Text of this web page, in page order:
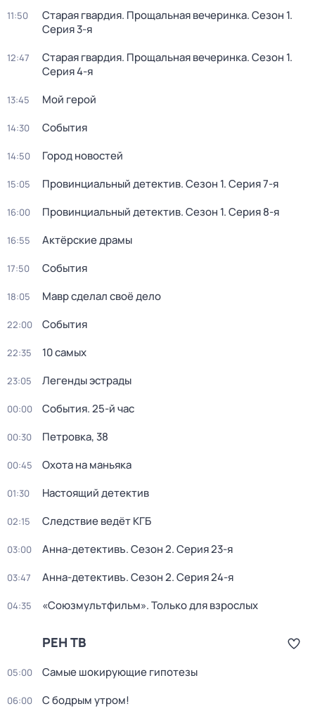
11:50 Старая гвардия. Прощальная вечеринка. Сезон 1.
Серия 3-я
12:47 Старая гвардия. Прощальная вечеринка. Сезон 1.
Серия 4-я
13:45 Мой герой
14:30 События
14:50 Город новостей
15:05 Провинциальный детектив. Сезон 1. Серия 7-я
16:00 Провинциальный детектив. Сезон 1. Серия 8-я
16:55 Актёрские драмы
17:50 События
18:05 Мавр сделал своё дело
22:00 События
22:35 10 самых
23:05 Легенды эстрады
00:00 События. 25-й час
00:30 Петровка, 38
00:45 Охота на маньяка
01:30 Настоящий детектив
02:15 Следствие ведёт КГБ
03:00 Анна-детективъ. Сезон 2. Серия 23-я
03:47 Анна-детективъ. Сезон 2. Серия 24-я
04:35 «Союзмультфильм». Только для взрослых
РЕН ТВ
05:00 Самые шoкиpующие гипотезы
06:00 С бодрым утром!